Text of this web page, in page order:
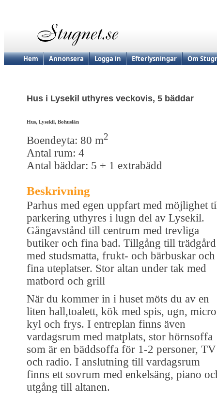
Hem Annonsera Logga in Efterlysningar Om
Hus i Lysekil uthyres veckovis, 5 bäddar
Hus, Lysekil, Bohuslän
Boendeyta: 80 m2
Antal rum: 4
Antal bäddar: 5 + 1 extrabädd
Beskrivning
Parhus med egen uppfart med möjlighet
parkering uthyres i lugn del av Lysekil.
Gångavstånd till centrum med trevliga
butiker och fina bad. Tillgång till trädgård
med studsmatta, frukt- och bärbuskar och
fina uteplatser. Stor altan under tak med
matbord och grill
När du kommer in i huset möts du av en
liten hall,toalett, kök med spis, ugn,
kyl och frys. I entreplan finns även
vardagsrum med matplats, stor hörnsoffa
som är en bäddsoffa för 1-2 personer, TV
och radio. I anslutning till vardagsrum
finns ett sovrum med enkelsäng, piano
utgång till altanen.